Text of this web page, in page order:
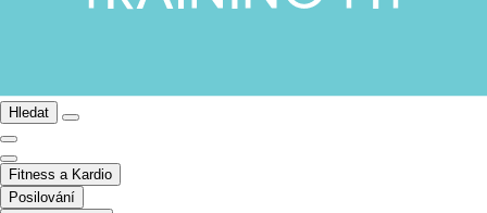
Hledat
Fitness a Kardio
Posilování